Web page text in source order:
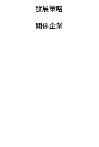
發展策略
關係企業